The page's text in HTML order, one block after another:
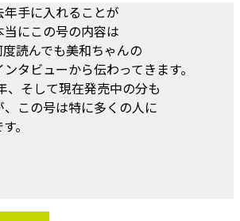
手に入れることが
にこの号の内容は
読んでも美和ちゃんの
タビューから伝わってきます。
、そして現在発売中の分も
この号は特に多くの人に
。